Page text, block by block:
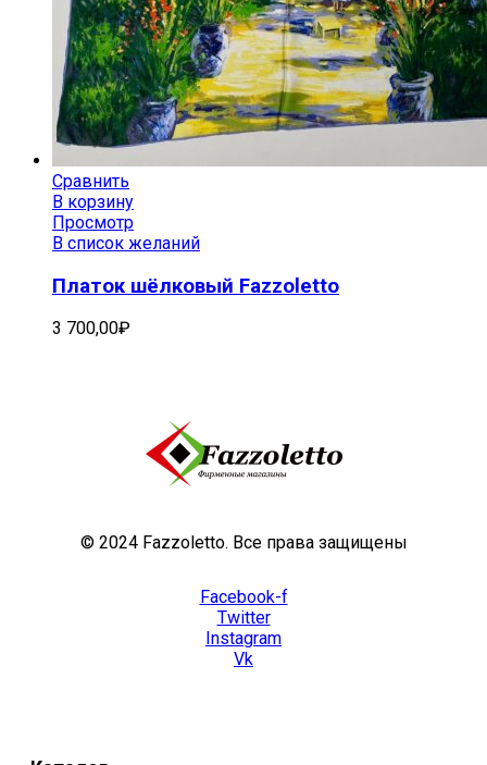
Сравнить
В корзину
Просмотр
В список желаний
Платок шёлковый Fazzoletto
3 700,00₽
© 2024 Fazzoletto. Все права защищены
Facebook-f
Twitter
Instagram
Vk